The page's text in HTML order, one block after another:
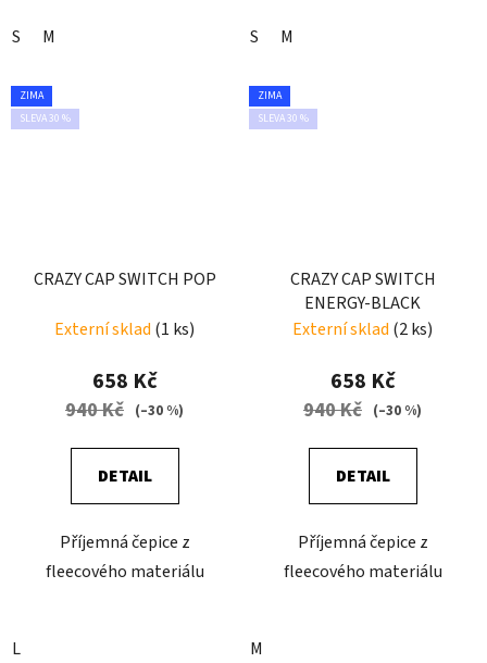
S M S M
ZIMA
SLEVA 30 %
CRAZY CAP SWITCH POP
Externí sklad (1 ks)
658 Kč
940 Kč (–30 %)
DETAIL
Příjemná čepice z
fleecového materiálu
L
ZIMA
SLEVA 30 %
CRAZY CAP SWITCH
ENERGY-BLACK
Externí sklad (2 ks)
658 Kč
940 Kč (–30 %)
DETAIL
Příjemná čepice z
fleecového materiálu
M